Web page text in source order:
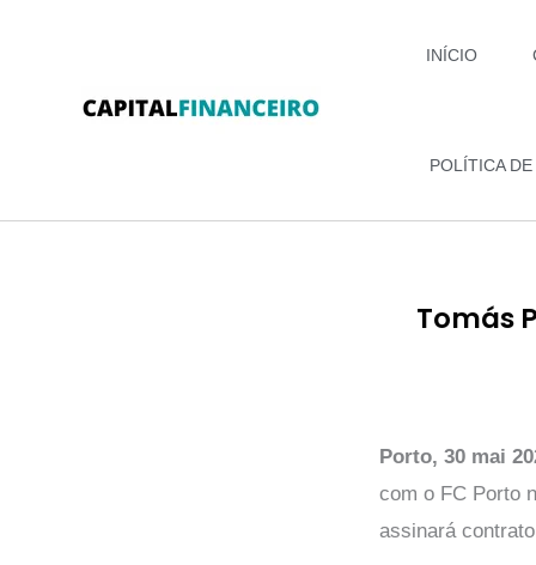
INÍCIO
POLÍTICA
Tomás
Porto, 30 mai
com o FC Porto
assinará